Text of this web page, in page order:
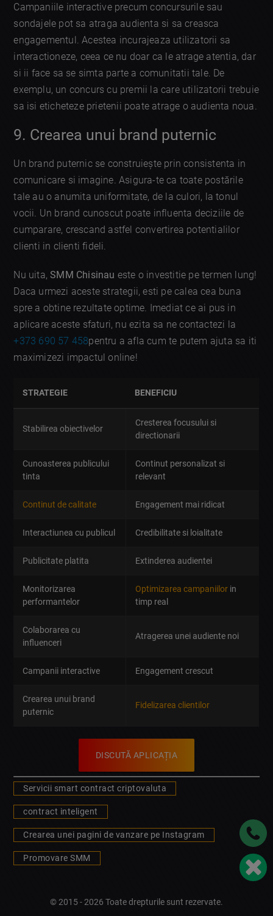
Campaniile interactive precum concursurile sau
sondajele pot sa atraga audienta si sa creasca
engagementul. Acestea incurajeaza utilizatorii sa
interactioneze, ceea ce nu doar ca le atrage atentia, dar
si ii face sa se simta parte a comunitatii tale. De
exemplu, un concurs cu premii la care utilizatorii trebuie
sa isi eticheteze prietenii poate atrage o audienta noua.
9. Crearea unui brand puternic
Un brand puternic se construiește prin consistenta in
comunicare si imagine. Asigura-te ca toate postările
tale au o anumita uniformitate, de la culori, la tonul
vocii. Un brand cunoscut poate influenta deciziile de
cumparare, crescand astfel convertirea potentialilor
clienti in clienti fideli.
Nu uita, SMM Chisinau este o investitie pe termen lung!
Daca urmezi aceste strategii, esti pe calea cea buna
spre a obtine rezultate optime. Imediat ce ai pus in
aplicare aceste sfaturi, nu ezita sa ne contactezi la
+373 690 57 458pentru a afla cum te putem ajuta sa iti
maximizezi impactul online!
STRATEGIE BENEFICIU
Stabilirea obiectivelor
Cresterea focusului si
directionarii
Cunoasterea publicului
tinta
Continut personalizat si
relevant
Continut de calitate Engagement mai ridicat
Interactiunea cu publicul Credibilitate si loialitate
Publicitate platita Extinderea audientei
Monitorizarea
performantelor
Optimizarea campaniilor in
timp real
Colaborarea cu
influenceri
Atragerea unei audiente noi
Campanii interactive Engagement crescut
Crearea unui brand
puternic
Fidelizarea clientilor
DISCUTĂ APLICAȚIA
Servicii smart contract criptovaluta
contract inteligent
Crearea unei pagini de vanzare pe Instagram
Promovare SMM
© 2015 - 2026 Toate drepturile sunt rezervate.